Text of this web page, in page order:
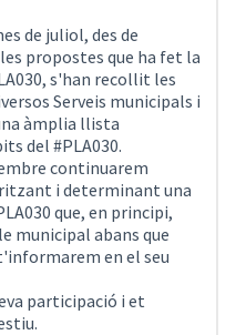
de juliol, des de
propostes que ha fet la
s'han recollit les
Serveis municipals i
àmplia llista
del #PLA030.
continuarem
i determinant una
que, en principi,
municipal abans que
en el seu
participació i et